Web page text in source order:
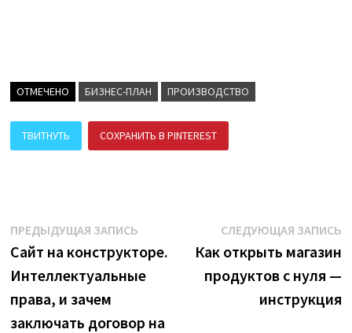
ОТМЕЧЕНО БИЗНЕС-ПЛАН ПРОИЗВОДСТВО
ТВИТНУТЬ СОХРАНИТЬ В PINTEREST
Навигация
по
записям
ПРЕДЫДУЩАЯ ЗАПИСЬПредыдущая
запись:
Сайт на конструкторе.
Интеллектуальные
права, и зачем
заключать договор на
СЛЕДУЮЩАЯ ЗАПИСЬ
Как открыть магазин
продуктов с нуля —
инструкция